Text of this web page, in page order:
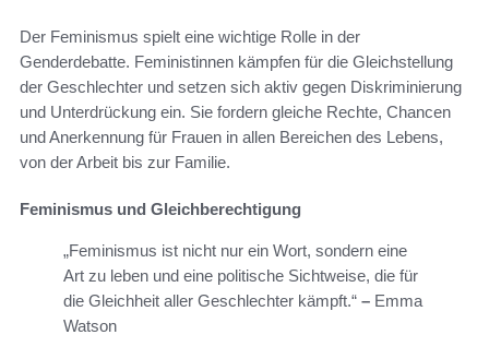
Der Feminismus spielt eine wichtige Rolle in der
Genderdebatte. Feministinnen kämpfen für die Gleichstellung
der Geschlechter und setzen sich aktiv gegen Diskriminierung
und Unterdrückung ein. Sie fordern gleiche Rechte, Chancen
und Anerkennung für Frauen in allen Bereichen des Lebens,
von der Arbeit bis zur Familie.
Feminismus und Gleichberechtigung
„Feminismus ist nicht nur ein Wort, sondern eine
Art zu leben und eine politische Sichtweise, die für
die Gleichheit aller Geschlechter kämpft.“ – Emma
Watson